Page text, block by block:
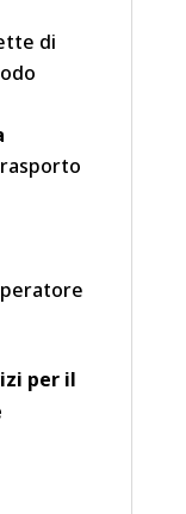
di
per il